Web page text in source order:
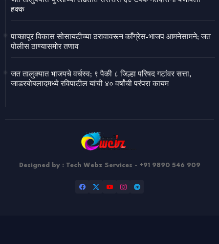
हक्क
पाच्छापूर विकास सोसायटीच्या ठरावावरून काँग्रेस-भाजप आमनेसामने; जत
पोलीस ठाण्यासमोर तणाव
जत तालुक्यात भाजपचे वर्चस्व; ९ पैकी ८ जिल्हा परिषद गटांवर सत्ता,
जाडरबोबलादमध्ये रविपाटील यांची ४० वर्षांची परंपरा कायम
Designed by : Tech Webz Services - +91 9890 546 909